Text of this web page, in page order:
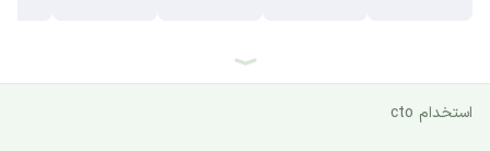
استخدام cto